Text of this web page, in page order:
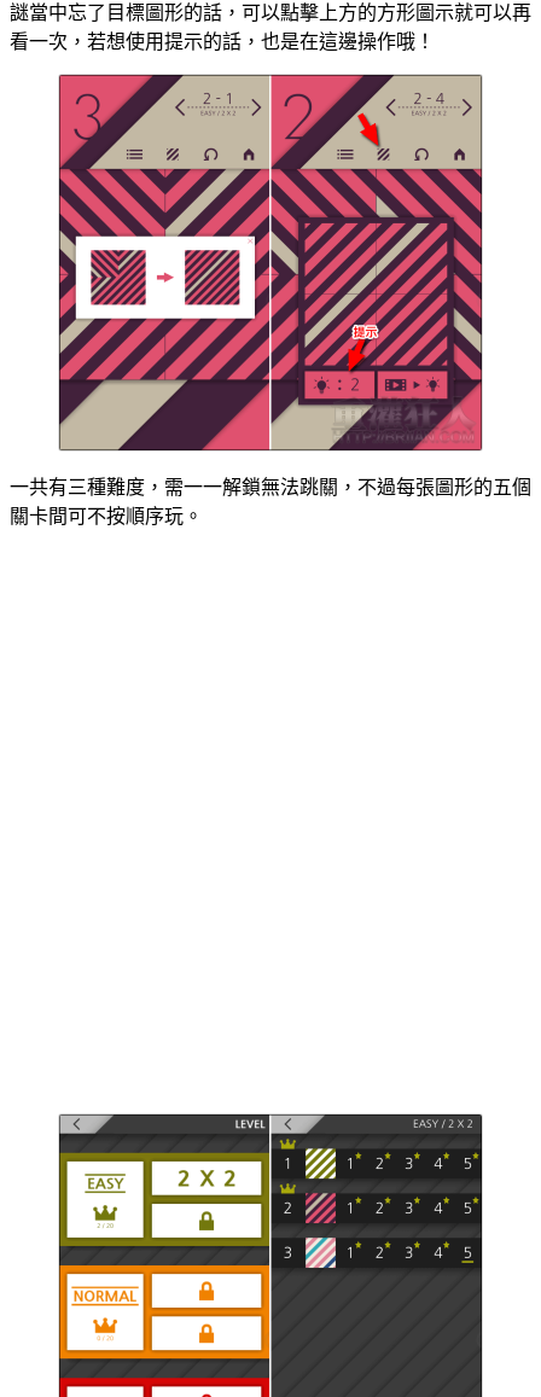
謎當中忘了目標圖形的話，可以點擊上方的方形圖示就可以再
看一次，若想使用提示的話，也是在這邊操作哦！
一共有三種難度，需一一解鎖無法跳關，不過每張圖形的五個
關卡間可不按順序玩。